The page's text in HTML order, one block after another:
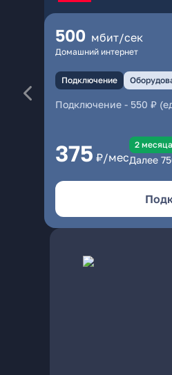
500 мбит/сек
Домашний интернет
Подключение
Подключение - 550 ₽
375 ₽/мес
2
Далее